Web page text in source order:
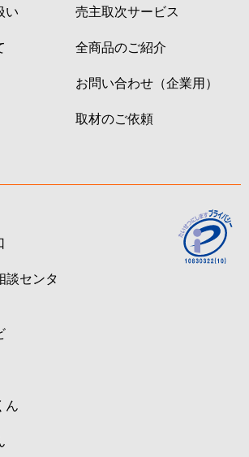
360万円 西川口
1,800万円 西川口
徒歩7
徒歩11
徒歩7
い
売主取次サービス
全商品のご紹介
お問い合わせ（企業用）
取材のご依頼
談センタ
ん